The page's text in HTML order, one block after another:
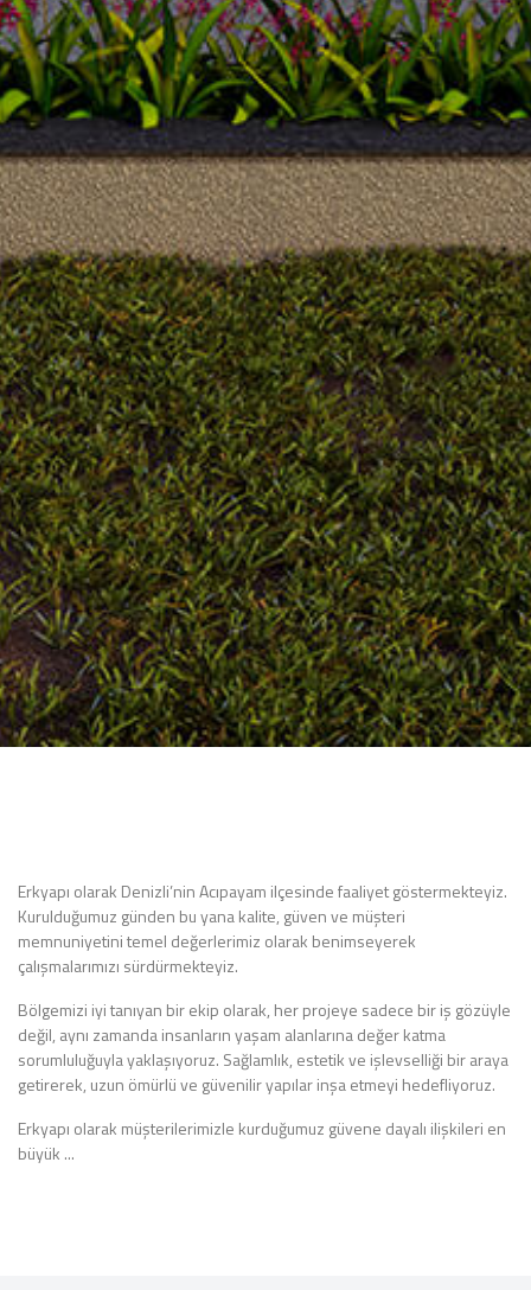
Erkyapı olarak Denizli’nin Acıpayam ilçesinde faaliyet göstermekteyiz.
Kurulduğumuz günden bu yana kalite, güven ve müşteri
memnuniyetini temel değerlerimiz olarak benimseyerek
çalışmalarımızı sürdürmekteyiz.
Bölgemizi iyi tanıyan bir ekip olarak, her projeye sadece bir iş gözüyle
değil, aynı zamanda insanların yaşam alanlarına değer katma
sorumluluğuyla yaklaşıyoruz. Sağlamlık, estetik ve işlevselliği bir araya
getirerek, uzun ömürlü ve güvenilir yapılar inşa etmeyi hedefliyoruz.
Erkyapı olarak müşterilerimizle kurduğumuz güvene dayalı ilişkileri en
büyük ...